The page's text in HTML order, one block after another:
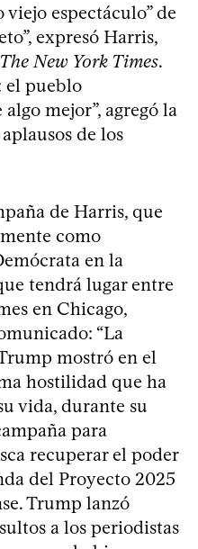
viejo espectáculo” de
expresó Harris,
The New York Times.
el pueblo
mejor”, agregó la
de los
de Harris, que
como
en la
tendrá lugar entre
en Chicago,
“La
mostró en el
hostilidad que ha
vida, durante su
para
recuperar el poder
del Proyecto 2025
Trump lanzó
a los periodistas